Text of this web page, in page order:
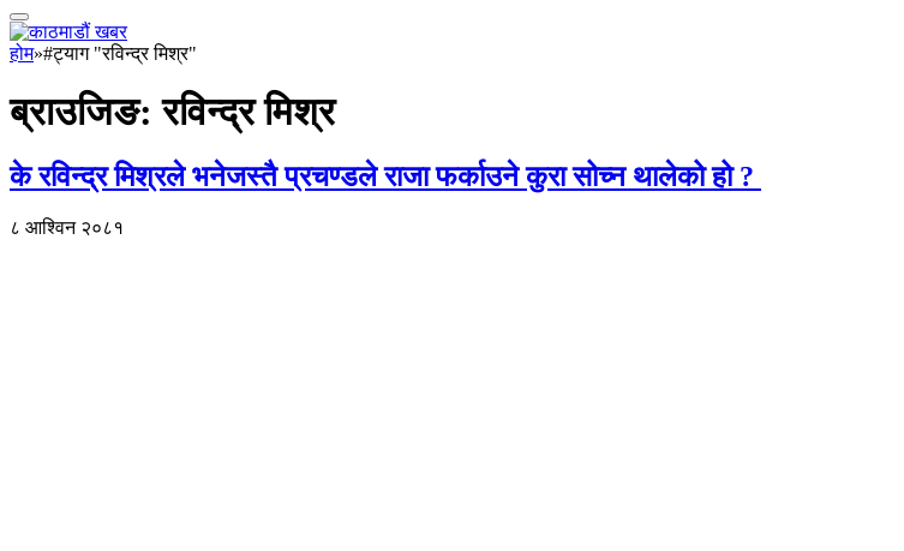
होम»#ट्याग "रविन्द्र मिश्र"
ब्राउजिङ:रविन्द्र मिश्र
के रविन्द्र मिश्रले भनेजस्तै प्रचण्डले राजा फर्काउने कुरा सोच्न थालेको हो ?
८ आश्विन २०८१